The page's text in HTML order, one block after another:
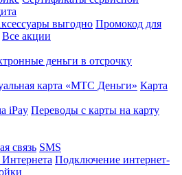
выгодно Промокод для
Все акции
деньги в отсрочку
карта «МТС Деньги» Карта
iPay Переводы с карты на карту
связь SMS
Подключение интернет-